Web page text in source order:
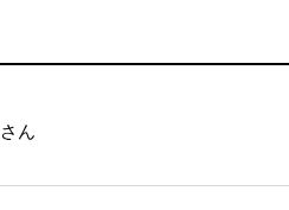
さん